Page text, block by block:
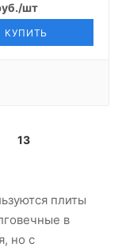
/шт
КУПИТЬ
13
плиты
в
но с